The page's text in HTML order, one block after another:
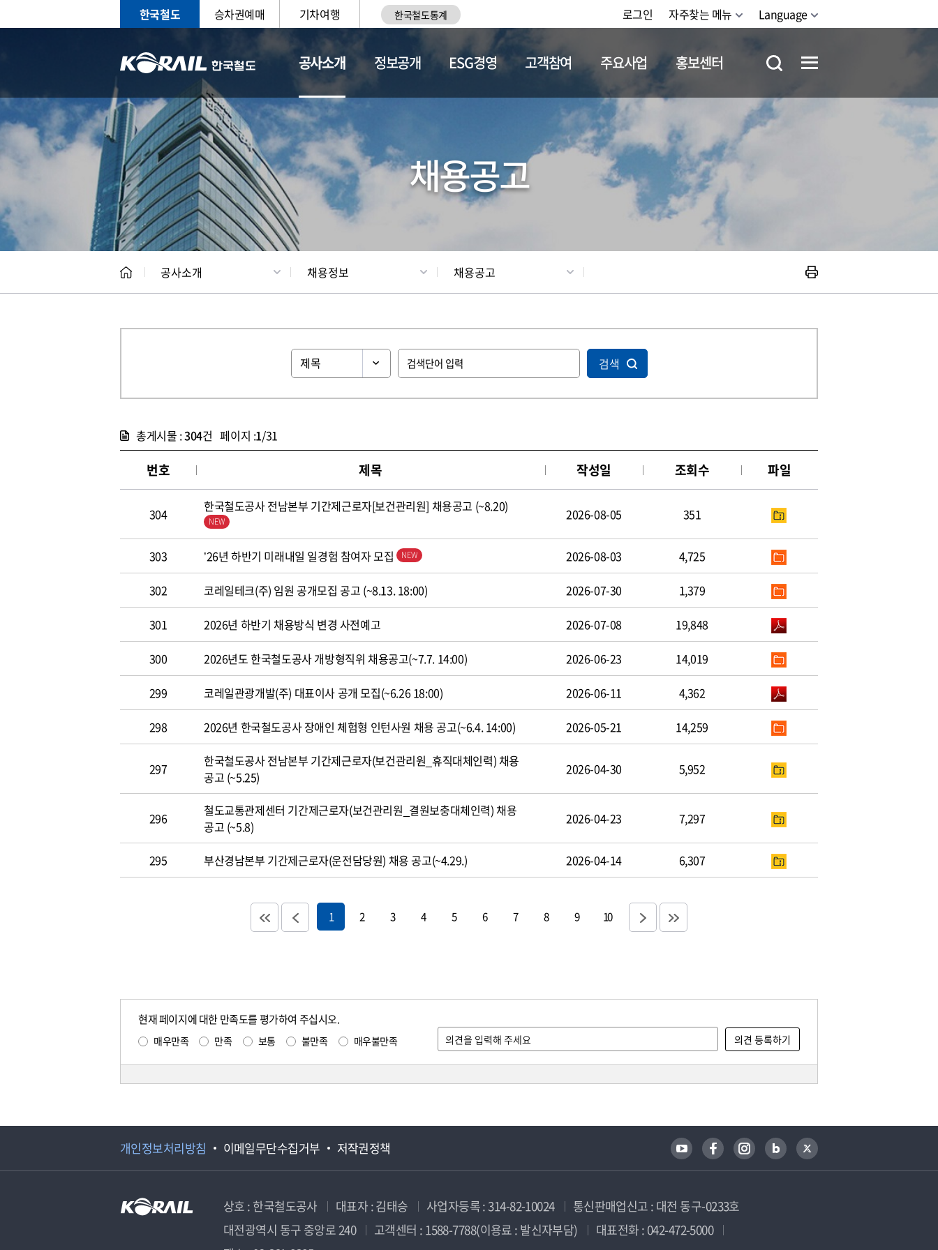
한국철도 승차권예매 기차여행 한국철도통계 로그인 자주찾는 메뉴 Language
공사소개
CEO 일반현황 채용정보
정보공개 ESG경영 고객참여 주요사업 홍보센터
채용공고
공사소개 채용정보 채용공고
검색
총게시물 :304건 페이지 :1/31
번호 제목 작성일 조회수 파일
304 한국철도공사 전남본부 기간제근로자[보건관리원] 채용공고 (~8.20) 2026-08-05 351
303 ’26년 하반기 미래내일 일경험 참여자 모집 2026-08-03 4,725
302 코레일테크(주) 임원 공개모집 공고 (~8.13. 18:00) 2026-07-30 1,379
301 2026년 하반기 채용방식 변경 사전예고 2026-07-08 19,848
300 2026년도 한국철도공사 개방형직위 채용공고(~7.7. 14:00) 2026-06-23 14,019
299 코레일관광개발(주) 대표이사 공개 모집(~6.26 18:00) 2026-06-11 4,362
298 2026년 한국철도공사 장애인 체험형 인턴사원 채용 공고(~6.4. 14:00) 2026-05-21 14,259
297
한국철도공사 전남본부 기간제근로자(보건관리원_휴직대체인력) 채용
공고 (~5.25)
2026-04-30 5,952
296
철도교통관제센터 기간제근로자(보건관리원_결원보충대체인력) 채용
공고 (~5.8)
2026-04-23 7,297
295 부산경남본부 기간제근로자(운전담당원) 채용 공고(~4.29.) 2026-04-14 6,307
1 2 3 4 5 6 7 8 9 10
현재 페이지에 대한 만족도를 평가하여 주십시오.
매우만족 만족 보통 불만족 매우불만족
개인정보처리방침 이메일무단수집거부 저작권정책
상호 : 한국철도공사 대표자 : 김태승 사업자등록 : 314-82-10024
통신판매업신고 : 대전 동구-0233호
대전광역시 동구 중앙로 240
고객센터 : 1588-7788(이용료 : 발신자부담)
대표전화 : 042-472-5000